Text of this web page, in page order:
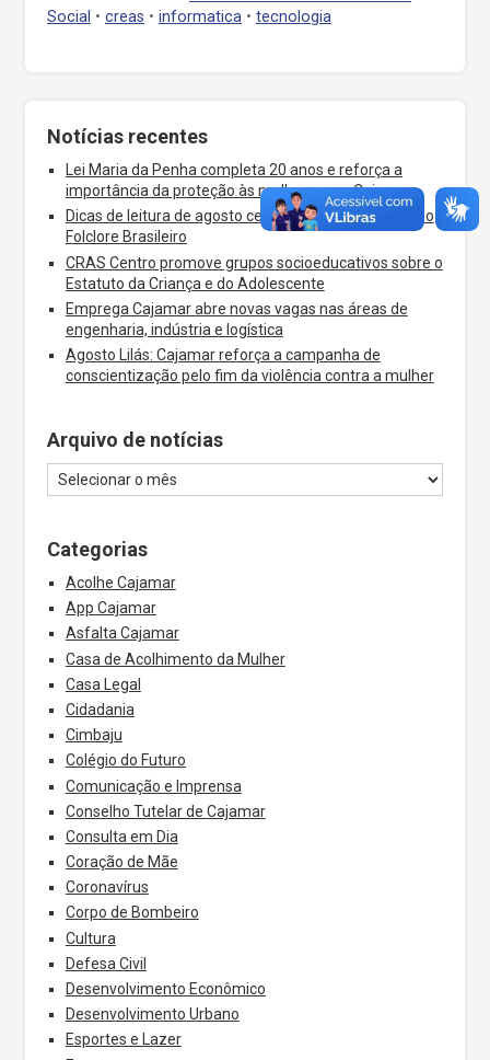
Social • creas • informatica • tecnologia
Notícias recentes
Lei Maria da Penha completa 20 anos e reforça a
importância da proteção às mulheres em Cajamar
Dicas de leitura de agosto celebram o Dia dos Pais e o
Folclore Brasileiro
CRAS Centro promove grupos socioeducativos sobre o
Estatuto da Criança e do Adolescente
Emprega Cajamar abre novas vagas nas áreas de
engenharia, indústria e logística
Agosto Lilás: Cajamar reforça a campanha de
conscientização pelo fim da violência contra a mulher
Arquivo de notícias
Categorias
Acolhe Cajamar
App Cajamar
Asfalta Cajamar
Casa de Acolhimento da Mulher
Casa Legal
Cidadania
Cimbaju
Colégio do Futuro
Comunicação e Imprensa
Conselho Tutelar de Cajamar
Consulta em Dia
Coração de Mãe
Coronavírus
Corpo de Bombeiro
Cultura
Defesa Civil
Desenvolvimento Econômico
Desenvolvimento Urbano
Esportes e Lazer